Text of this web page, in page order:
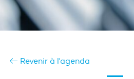
Revenir à l'agenda